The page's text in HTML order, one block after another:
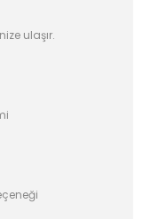
ulaşır.